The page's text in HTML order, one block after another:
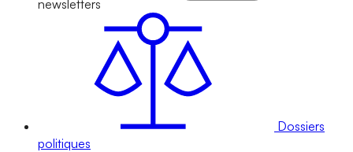
newsletters
Dossiers
politiques